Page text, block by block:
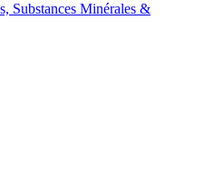
Substances Minérales &